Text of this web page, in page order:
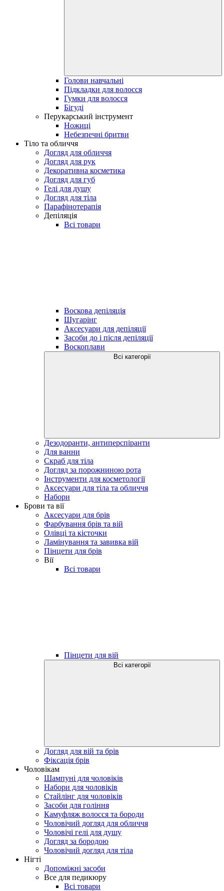
Голови навчальні
Підкладки для волосся
Гумки для волосся
Бігуді
Перукарський інструмент
Ножиці
Небезпечні бритви
Тіло та обличчя
Догляд для обличчя
Догляд для рук
Декоративна косметика
Догляд для губ
Гелі для душу
Догляд для тіла
Парафінотерапія
Депіляція
Всі товари
Воскова депіляція
Шугарінг
Аксесуари для депіляції
Засоби до і після депіляції
Воскоплави
Всі категорії
Дезодоранти, антиперспіранти
Для ванни
Скраб для тіла
Догляд за порожниною рота
Інструменти для косметології
Аксесуари для тіла та обличчя
Набори
Брови та вії
Аксесуари для брів
Фарбування брів та вій
Олівці та кісточки
Ламінування та завивка вій
Пінцети для брів
Вії
Всі товари
Пінцети для вій
Всі категорії
Догляд для вій та брів
Фіксація брів
Чоловікам
Шампуні для чоловіків
Набори для чоловіків
Стайлінг для чоловіків
Засоби для гоління
Камуфляж волосся та бороди
Чоловічий догляд для обличчя
Чоловічі гелі для душу
Догляд за бородою
Чоловічий догляд для тіла
Нігті
Допоміжні засоби
Все для педикюру
Всі товари